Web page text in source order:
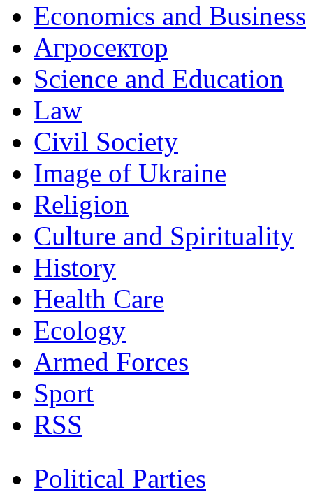
Economics and Business
Агросектор
Science and Education
Law
Civil Society
Image of Ukraine
Religion
Culture and Spirituality
History
Health Care
Ecology
Armed Forces
Sport
RSS
Political Parties